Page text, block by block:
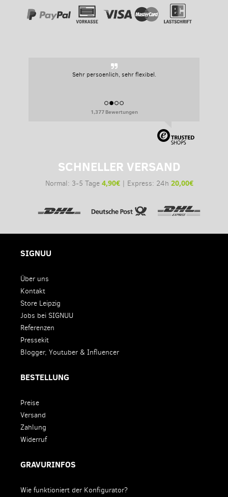
Sehr persoenlich, sehr flexibel.
1,377 Bewertungen
SCHNELLER VERSAND
Normal: 3-5 Tage 4,90€| Express: 24h 20,00€
SIGNUU
Über uns
Kontakt
Store Leipzig
Jobs bei SIGNUU
Referenzen
Pressekit
Blogger, Youtuber & Influencer
BESTELLUNG
Preise
Versand
Zahlung
Widerruf
GRAVURINFOS
Wie funktioniert der Konfigurator?